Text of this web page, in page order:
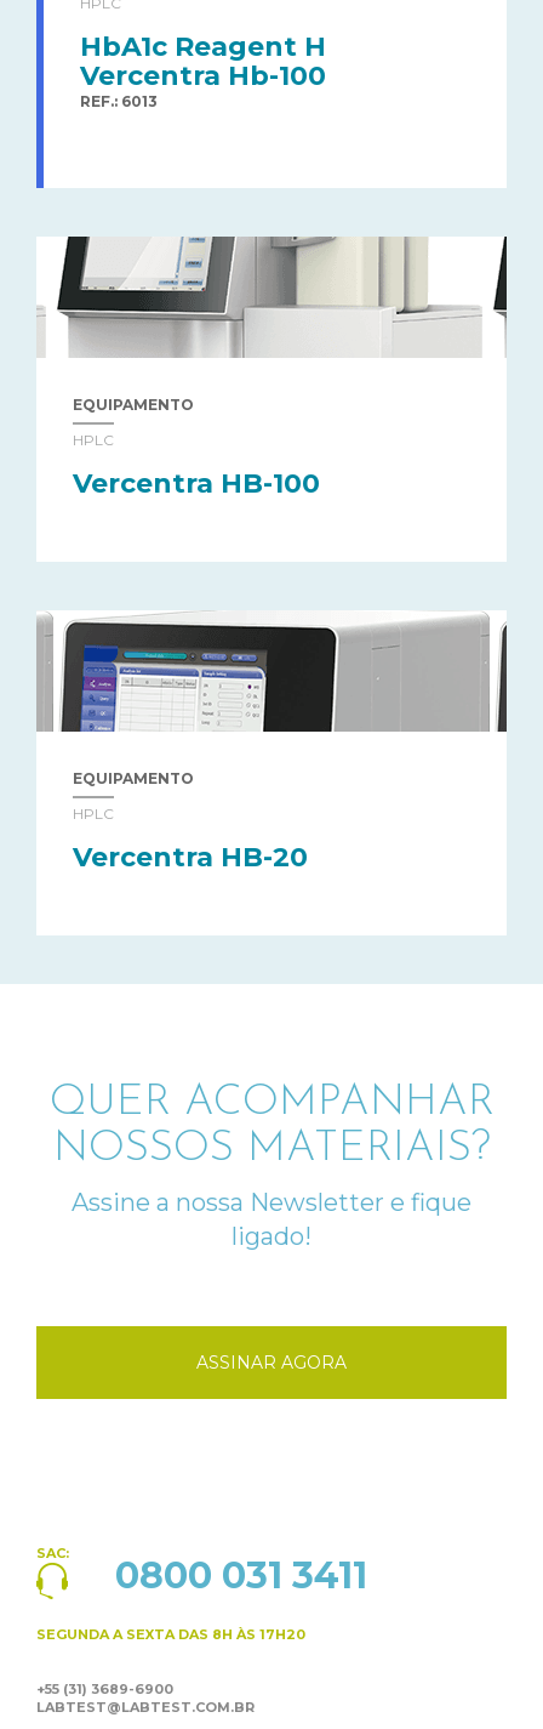
HbA1c Reagent H
Vercentra Hb-100
REF.: 6013
EQUIPAMENTO
HPLC
Vercentra HB-100
EQUIPAMENTO
HPLC
Vercentra HB-20
QUER ACOMPANHAR
NOSSOS MATERIAIS?
Assine a nossa Newsletter e fique
ligado!
ASSINAR AGORA
SAC: 0800 031 3411
SEGUNDA A SEXTA DAS 8H ÀS 17H20
+55 (31) 3689-6900
LABTEST@LABTEST.COM.BR